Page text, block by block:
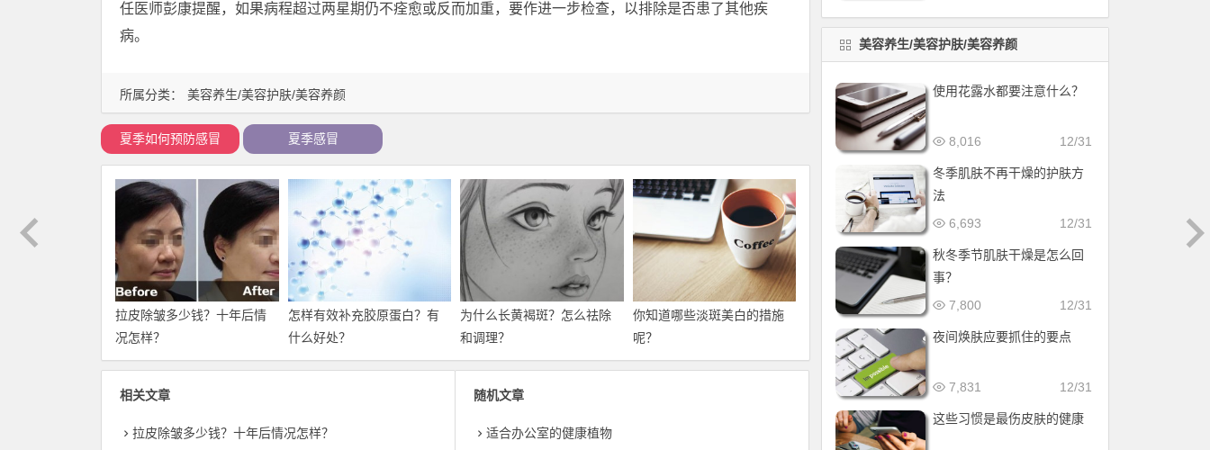
所属分类： 美容养生/美容护肤/美容养颜
任医师彭康提醒，如果病程超过两星期仍不痊愈或反而加重，要作进一步检查，以排除是否患了其他疾
病。
夏季如何预防感冒 夏季感冒
拉皮除皱多少钱？十年后情
况怎样？
怎样有效补充胶原蛋白？有
什么好处？
为什么长黄褐斑？怎么祛除
和调理？
你知道哪些淡斑美白的措施
呢？
相关文章
拉皮除皱多少钱？十年后情况怎样？
随机文章
适合办公室的健康植物
美容养生/美容护肤/美容养颜
使用花露水都要注意什么？
12/31
8,016
冬季肌肤不再干燥的护肤方
法
12/31
6,693
秋冬季节肌肤干燥是怎么回
事？
12/31
7,800
夜间焕肤应要抓住的要点
12/31
7,831
这些习惯是最伤皮肤的健康